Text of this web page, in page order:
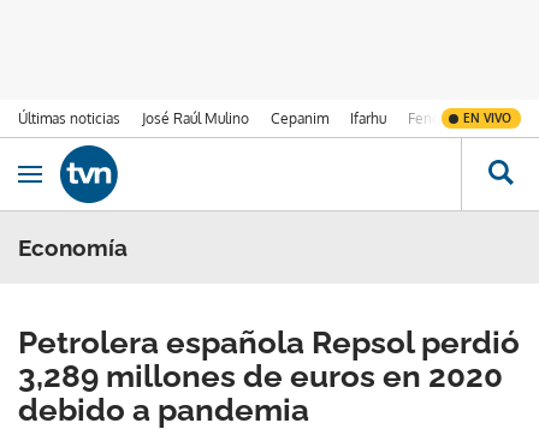
Últimas noticias José Raúl Mulino Cepanim Ifarhu Fenómeno de El
EN VIVO
Ir al contenido
Obrir navegació
Economía
Petrolera española Repsol perdió
3,289 millones de euros en 2020
debido a pandemia